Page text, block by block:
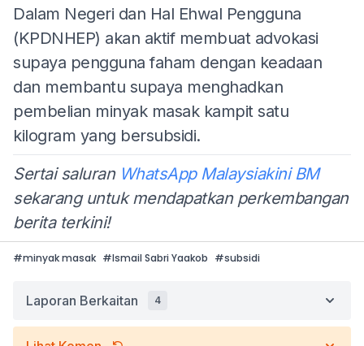
Dalam Negeri dan Hal Ehwal Pengguna
(KPDNHEP) akan aktif membuat advokasi
supaya pengguna faham dengan keadaan
dan membantu supaya menghadkan
pembelian minyak masak kampit satu
kilogram yang bersubsidi.
Sertai saluran WhatsApp Malaysiakini BM
sekarang untuk mendapatkan perkembangan
berita terkini!
#minyak masak #Ismail Sabri Yaakob #subsidi
Laporan Berkaitan 4